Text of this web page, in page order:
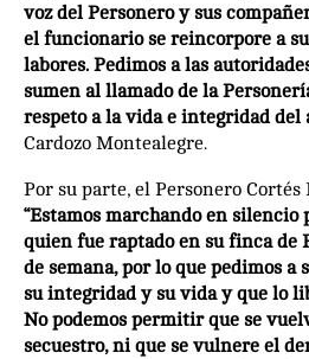
voz del Personero y sus
el funcionario se reincorpore a
labores. Pedimos a las
sumen al llamado de la
respeto a la vida e integridad del
Cardozo Montealegre.
Por su parte, el Personero
“Estamos marchando en silencio
quien fue raptado en su finca de
de semana, por lo que pedimos a
su integridad y su vida y que lo
No podemos permitir que se
secuestro, ni que se vulnere el